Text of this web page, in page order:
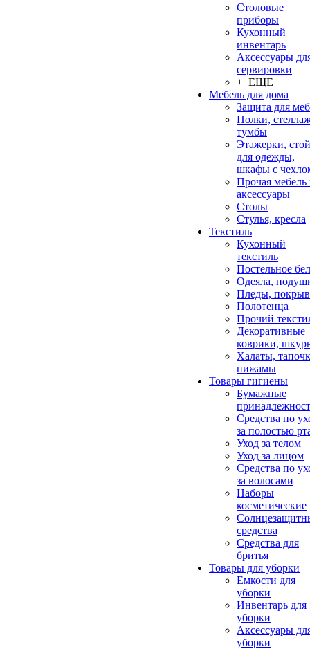
Столовые
приборы
Кухонный
инвентарь
Аксессуары
сервировки
+ ЕЩЕ
Мебель для дома
Защита для
Полки,
тумбы
Этажерки,
для одежды,
шкафы с
Прочая мебель
аксессуары
Столы
Стулья, кресла
Текстиль
Кухонный
текстиль
Постельное
Одеяла,
Пледы,
Полотенца
Прочий
Декоративные
коврики,
Халаты,
пижамы
Товары гигиены
Бумажные
Средства по
за полостью
Уход за телом
Уход за лицом
Средства по
за волосами
Наборы
косметические
средства
Средства для
бритья
Товары для уборки
Емкости для
уборки
Инвентарь для
уборки
Аксессуары
уборки